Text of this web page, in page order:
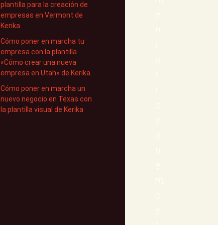
plantilla para la creación de
empresas en Vermont de
Kerika
Cómo poner en marcha tu
empresa con la plantilla
«Cómo crear una nueva
empresa en Utah» de Kerika
Cómo poner en marcha un
nuevo negocio en Texas con
la plantilla visual de Kerika
e
n
t
a
r
i
o
s
q
u
e
m
o
s